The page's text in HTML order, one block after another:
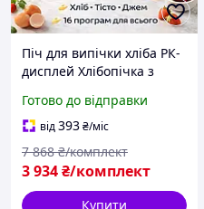
Піч для випічки хліба РК-
дисплей Хлібопічка з
автоматична SilverCrest
Швидке випікання хліба
850 Вт
Готово до відправки
від393₴/міс
3 934₴/комплект
7 868 ₴/комплект
Купити